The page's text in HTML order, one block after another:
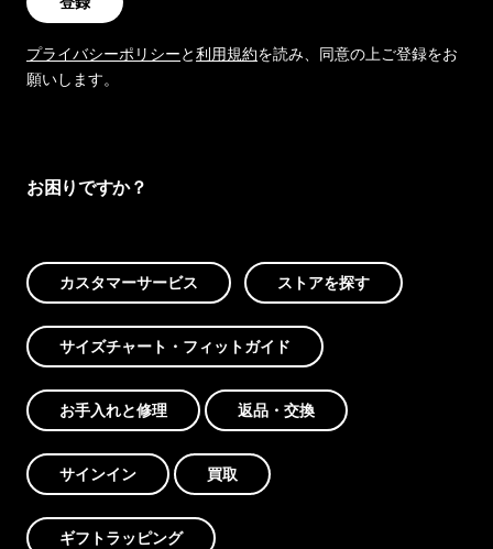
プライバシーポリシーと利用規約を読み、同意の上ご登録をお
願いします。
お困りですか？
カスタマーサービス ストアを探す
サイズチャート・フィットガイド
お手入れと修理 返品・交換
サインイン 買取
ギフトラッピング